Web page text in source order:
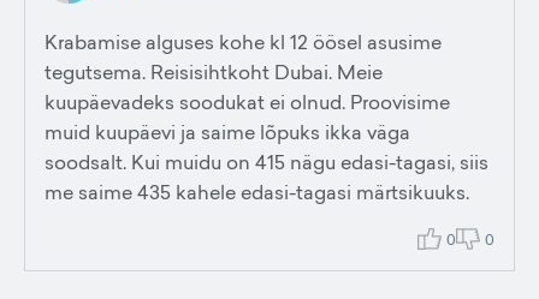
Krabamise alguses kohe kl 12 öösel asusime
tegutsema. Reisisihtkoht Dubai. Meie
kuupäevadeks soodukat ei olnud. Proovisime
muid kuupäevi ja saime lõpuks ikka väga
soodsalt. Kui muidu on 415 nägu edasi-tagasi, siis
me saime 435 kahele edasi-tagasi märtsikuuks.
0 0